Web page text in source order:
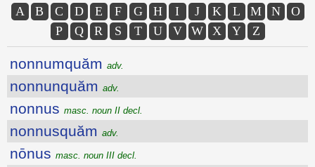
A B C D E F G H I J K L M N
O
P
Q R S T U V W X Y Z
nonnumquăm adv.
nonnunquăm adv.
nonnus masc. noun II decl.
nonnusquăm adv.
nōnus masc. noun III decl.